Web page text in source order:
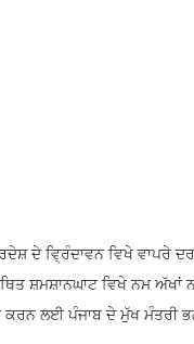
ਦੇ ਵ੍ਰਿੰਦਾਵਨ ਵਿਖੇ ਵਾਪਰੇ
ਸ਼ਮਸ਼ਾਨਘਾਟ ਵਿਖੇ ਨਮ
ਕਰਨ ਲਈ ਪੰਜਾਬ ਦੇ ਮੁੱਖ ਮੰਤਰੀ